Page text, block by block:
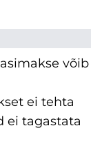
võib
ei tehta
ei tagastata